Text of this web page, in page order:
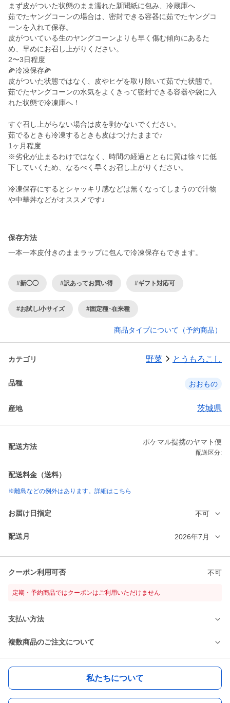
まず皮がついた状態のまま濡れた新聞紙に包み、冷蔵庫へ
茹でたヤングコーンの場合は、密封できる容器に茹でたヤングコ
ーンを入れて保存。
皮がついている生のヤングコーンよりも早く傷む傾向にあるた
め、早めにお召し上がりください。
2〜3日程度
🌽冷凍保存🌽
皮がついた状態ではなく、皮やヒゲを取り除いて茹でた状態で。
茹でたヤングコーンの水気をよくきって密封できる容器や袋に入
れた状態で冷凍庫へ！
すぐ召し上がらない場合は皮を剥かないでください。
茹でるときも冷凍するときも皮はつけたままで♪
1ヶ月程度
※劣化が止まるわけではなく、時間の経過とともに質は徐々に低
下していくため、なるべく早くお召し上がりください。
冷凍保存にするとシャッキリ感などは無くなってしまうので汁物
や中華丼などがオススメです♩
保存方法
一本一本皮付きのままラップに包んで冷凍保存もできます。
#新◯◯ #訳あってお買い得 #ギフト対応可
#お試し/小サイズ #固定種･在来種
商品タイプについて（予約商品）
カテゴリ 野菜 とうもろこし
品種 おおもの
産地 茨城県
配送方法
ポケマル提携のヤマト便
配送区分:
配送料金（送料）
※離島などの例外はあります。詳細はこちら
お届け日指定 不可
配送月 2026年7月
クーポン利用可否 不可
定期・予約商品ではクーポンはご利用いただけません
支払い方法
複数商品のご注文について
私たちについて